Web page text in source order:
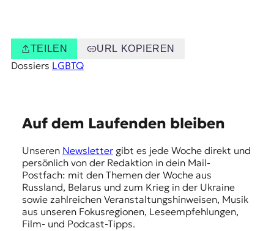
TEILEN URL KOPIEREN
Dossiers LGBTQ
Auf dem Laufenden bleiben
Unseren Newslettergibt es jede Woche direkt und
persönlich von der Redaktion in dein Mail-
Postfach: mit den Themen der Woche aus
Russland, Belarus und zum Krieg in der Ukraine
sowie zahlreichen Veranstaltungshinweisen, Musik
aus unseren Fokusregionen, Leseempfehlungen,
Film- und Podcast-Tipps.